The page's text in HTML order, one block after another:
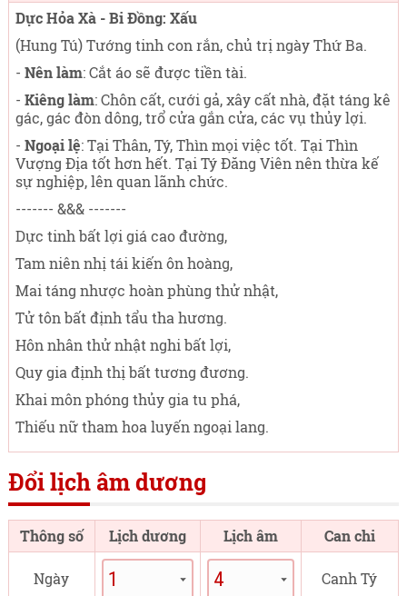
Dực Hỏa Xà - Bi Đồng: Xấu
(Hung Tú) Tướng tinh con rắn, chủ trị ngày Thứ Ba.
- Nên làm: Cắt áo sẽ được tiền tài.
- Kiêng làm: Chôn cất, cưới gả, xây cất nhà, đặt táng kê
gác, gác đòn dông, trổ cửa gắn cửa, các vụ thủy lợi.
- Ngoại lệ: Tại Thân, Tý, Thìn mọi việc tốt. Tại Thìn
Vượng Địa tốt hơn hết. Tại Tý Đăng Viên nên thừa kế
sự nghiệp, lên quan lãnh chức.
------- &&& -------
Dực tinh bất lợi giá cao đường,
Tam niên nhị tái kiến ôn hoàng,
Mai táng nhược hoàn phùng thử nhật,
Tử tôn bất định tẩu tha hương.
Hôn nhân thử nhật nghi bất lợi,
Quy gia định thị bất tương đương.
Khai môn phóng thủy gia tu phá,
Thiếu nữ tham hoa luyến ngoại lang.
Đổi lịch âm dương
Thông số Lịch dương Lịch âm Can chi
Ngày Canh Tý